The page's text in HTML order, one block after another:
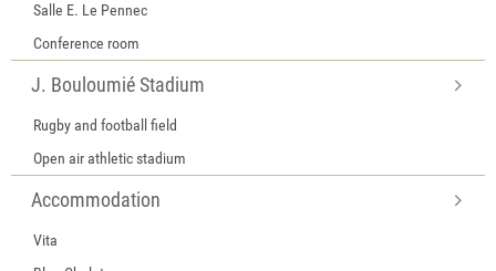
Salle E. Le Pennec
Conference room
J. Bouloumié Stadium
Rugby and football field
Open air athletic stadium
Accommodation
Vita